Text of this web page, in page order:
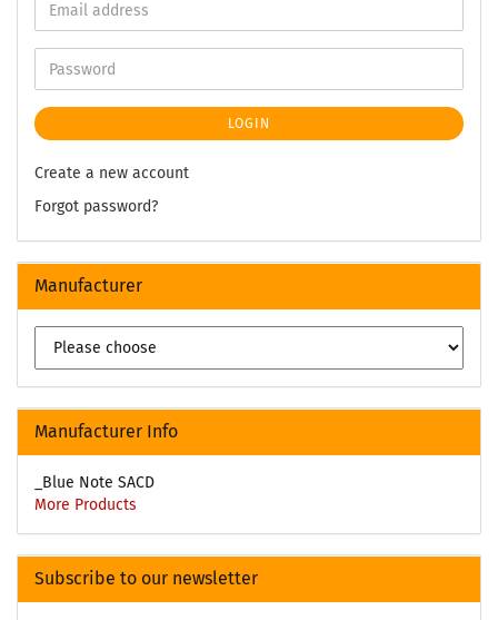
LOGIN
Create a new account
Forgot password?
Manufacturer
Manufacturer Info
_Blue Note SACD
More Products
Subscribe to our newsletter